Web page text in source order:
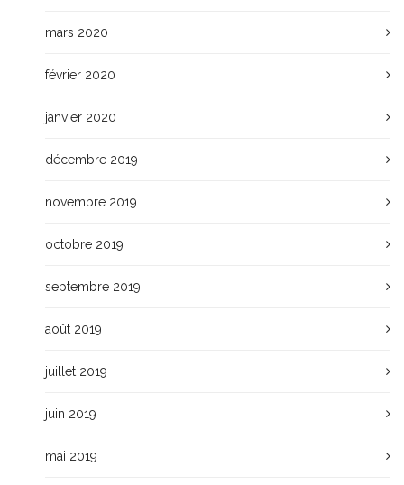
mars 2020
février 2020
janvier 2020
décembre 2019
novembre 2019
octobre 2019
septembre 2019
août 2019
juillet 2019
juin 2019
mai 2019